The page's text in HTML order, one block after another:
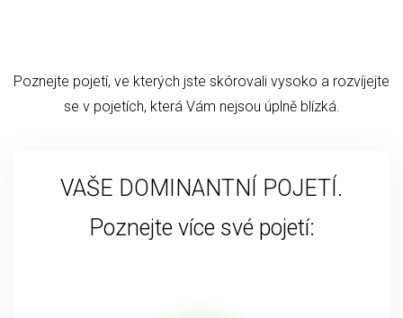
Poznejte pojetí, ve kterých jste skórovali vysoko a rozvíjejte
se v pojetích, která Vám nejsou úplně blízká.
VAŠE DOMINANTNÍ POJETÍ.
Poznejte více své pojetí: